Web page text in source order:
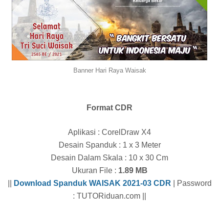
Banner Hari Raya Waisak
Format CDR
Aplikasi : CorelDraw X4
Desain Spanduk : 1 x 3 Meter
Desain Dalam Skala : 10 x 30 Cm
Ukuran File : 1.89 MB
Download Spanduk WAISAK 2021-03 CDR | Password
: TUTORiduan.com ||